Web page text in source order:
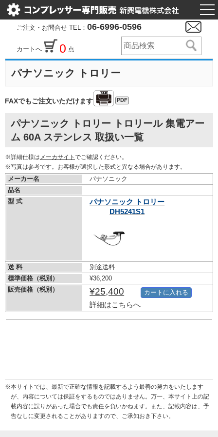
ご注文・お問合せ TEL： 06-6996-0596
カートへ 0 点
パナソニック トロリー
FAXでもご注文いただけます PDF
パナソニック トロリー トロリール 集電アー
ム 60A ステンレス 取扱い一覧
※詳細仕様は メーカサイト でご確認ください。
※写真は参考です。お客様が選択した形式と異なる場合があります。
メーカー名
パナソニック
品名
型 式
パナソニック トロリー
DH5241S1
送 料
別途送料
標準価格（税別）
¥36,200
販売価格（税別）
¥25,400
詳細はこちらへ
カートに入れる
※本サイトでは、最新で正確な情報を記載するよう最善の努力をいたします
が、内容については保証をするものではありません。万一、本サイト上の記
載内容に誤りがあった場合でも責任を負いかねます。また、記載内容は、予
告なしに変更されることがありますので、ご承知おき下さい。